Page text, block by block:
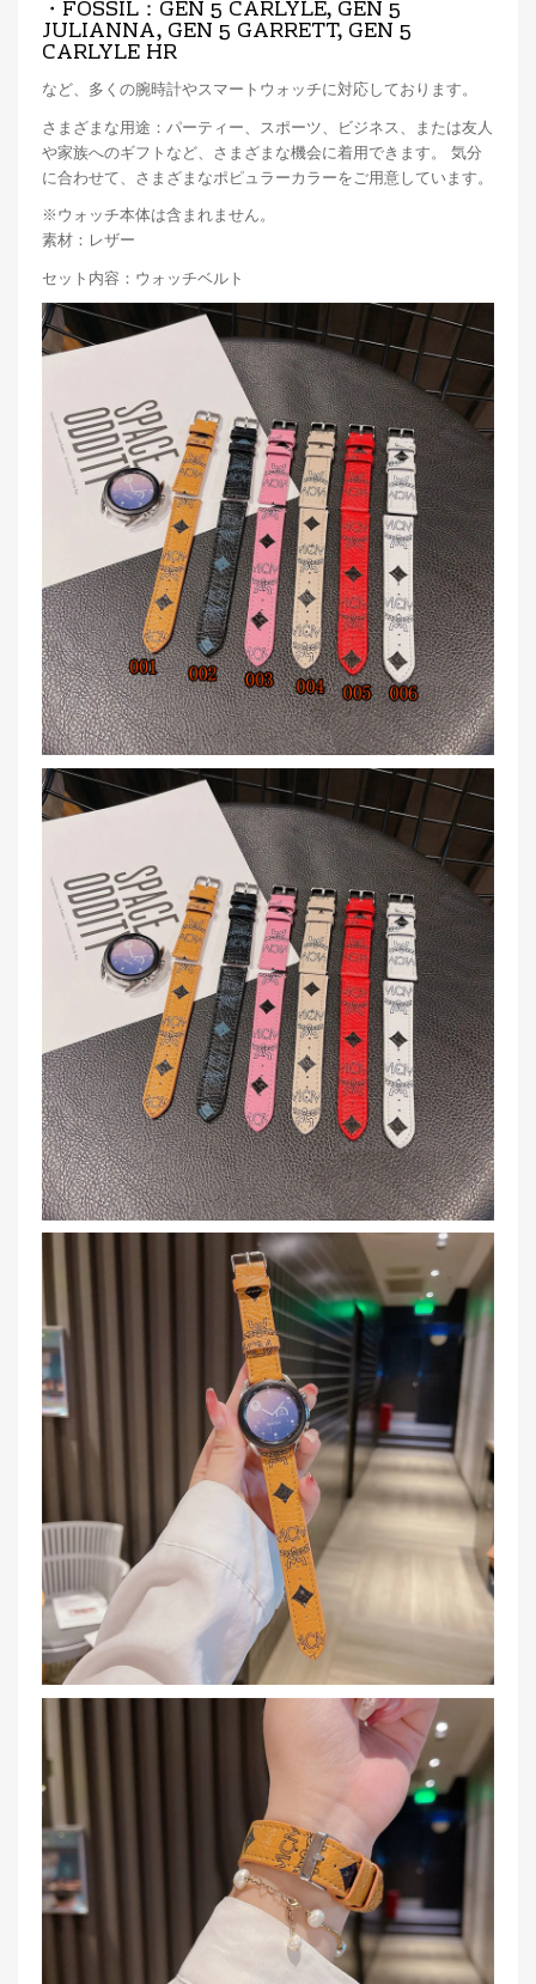
・FOSSIL：GEN 5 CARLYLE, GEN 5
JULIANNA, GEN 5 GARRETT, GEN 5
CARLYLE HR
など、多くの腕時計やスマートウォッチに対応しております。
さまざまな用途：パーティー、スポーツ、ビジネス、または友人
や家族へのギフトなど、さまざまな機会に着用できます。 気分
に合わせて、さまざまなポピュラーカラーをご用意しています。
※ウォッチ本体は含まれません。
素材：レザー
セット内容：ウォッチベルト